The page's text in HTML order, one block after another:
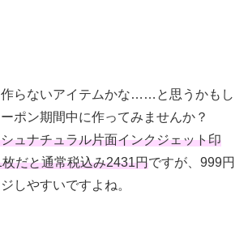
作らないアイテムかな……と思うかもし
ポン期間中に作ってみませんか？
ュナチュラル片面インクジェット印
だと通常税込み2431円ですが、999円
しやすいですよね。